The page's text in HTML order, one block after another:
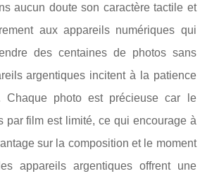
aucun doute son caractère tactile et
aux appareils numériques qui
des centaines de photos sans
argentiques incitent à la patience
photo est précieuse car le
par film est limité, ce qui encourage à
sur la composition et le moment
appareils argentiques offrent une